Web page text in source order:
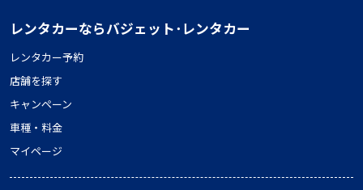
レンタカーならバジェット･レンタカー
レンタカー予約
店舗を探す
キャンペーン
車種・料金
マイページ